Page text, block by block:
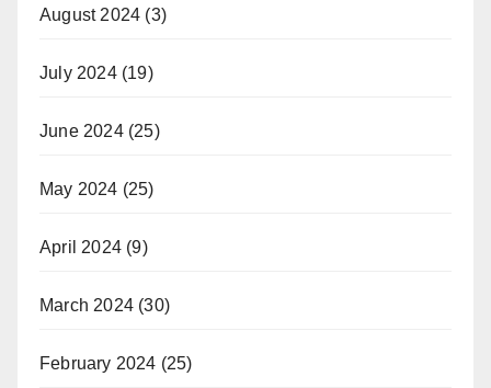
August 2024 (3)
July 2024(19)
June 2024(25)
May 2024 (25)
April 2024 (9)
March 2024 (30)
February 2024 (25)